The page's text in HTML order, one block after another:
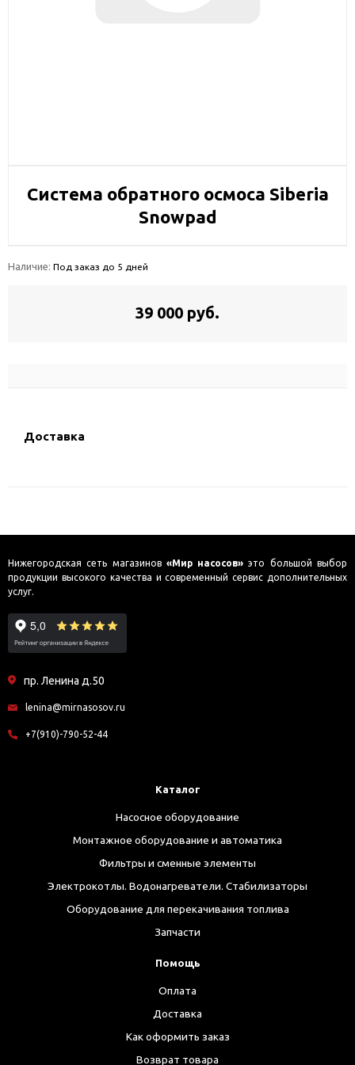
Система обратного осмоса Siberia
Snowpad
Наличие: Под заказ до 5 дней
39 000 руб.
Доставка
Нижегородская сеть магазинов «Мир насосов» это большой выбор
продукции высокого качества и современный сервис дополнительных
услуг.
пр. Ленина д.50
lenina@mirnasosov.ru
+7(910)-790-52-44
Каталог
Насосное оборудование
Монтажное оборудование и автоматика
Фильтры и сменные элементы
Электрокотлы. Водонагреватели. Стабилизаторы
Оборудование для перекачивания топлива
Запчасти
Помощь
Оплата
Доставка
Как оформить заказ
Возврат товара